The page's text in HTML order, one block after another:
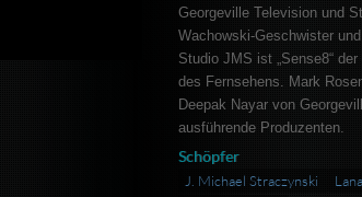
Georgeville Television und
Wachowski-Geschwister
Studio JMS ist „Sense8“
des Fernsehens. Mark
Deepak Nayar von
ausführende Produzenten.
Schöpfer
J. Michael Straczynski